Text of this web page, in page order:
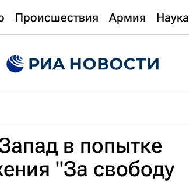
Происшествия Армия Наука
в попытке
"За свободу